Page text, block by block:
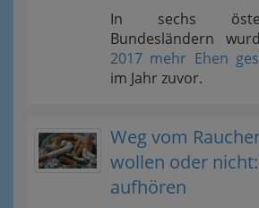
In sechs
Bundesländern
2017 mehr Ehen
im Jahr zuvor.
Weg vom
wollen oder
aufhören